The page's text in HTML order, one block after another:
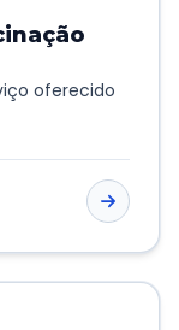
oferecido